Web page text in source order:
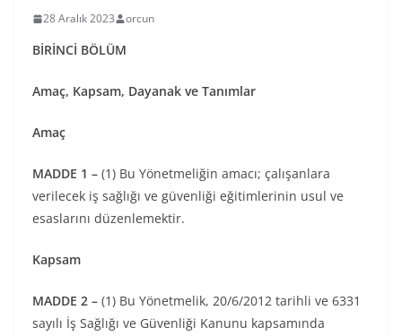
28 Aralık 2023 orcun
BİRİNCİ BÖLÜM
Amaç, Kapsam, Dayanak ve Tanımlar
Amaç
MADDE 1 – (1) Bu Yönetmeliğin amacı; çalışanlara
verilecek iş sağlığı ve güvenliği eğitimlerinin usul ve
esaslarını düzenlemektir.
Kapsam
MADDE 2 – (1) Bu Yönetmelik, 20/6/2012 tarihli ve 6331
sayılı İş Sağlığı ve Güvenliği Kanunu kapsamında